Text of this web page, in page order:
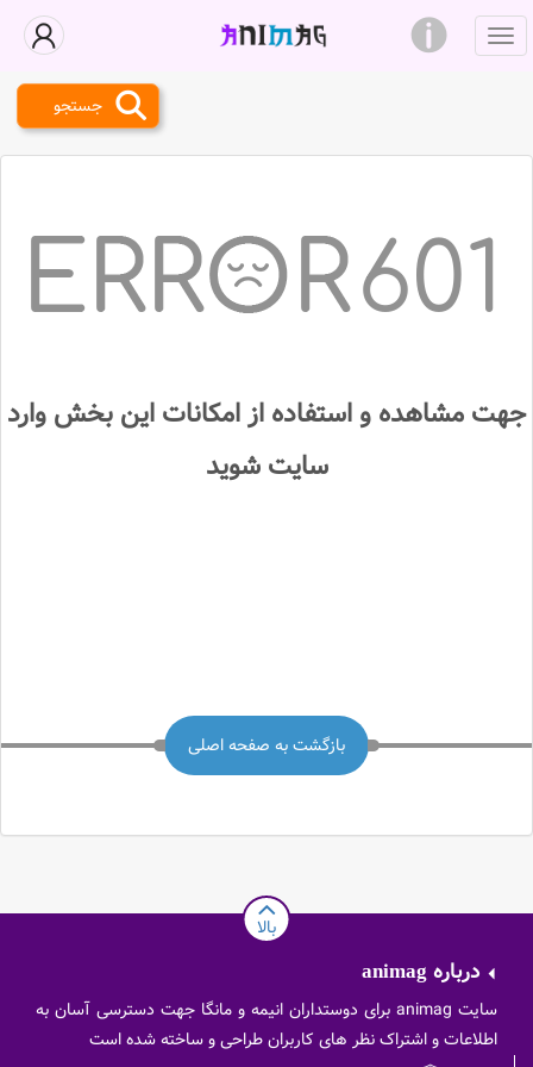
جستجو
601
جهت مشاهده و استفاده از امکانات این بخش وارد
سایت شوید
بازگشت به صفحه اصلی
بالا
درباره animag
سایت animag برای دوستداران انیمه و مانگا جهت دسترسی آسان به
اطلاعات و اشتراک نظر های کاربران طراحی و ساخته شده است